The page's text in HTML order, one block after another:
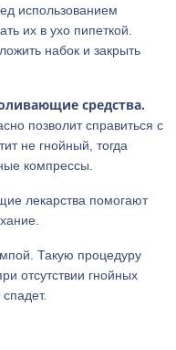
использованием
их в ухо пипеткой.
набок и закрыть
средства.
позволит справиться с
не гнойный, тогда
компрессы.
лекарства помогают
Такую процедуру
отсутствии гнойных